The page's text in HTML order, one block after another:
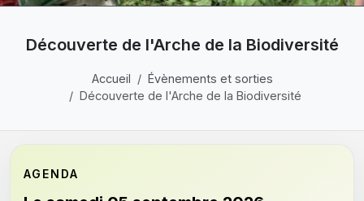
Découverte de l'Arche de la Biodiversité
Accueil
Évènements et sorties
Découverte de l'Arche de la Biodiversité
AGENDA